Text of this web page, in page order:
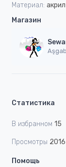
Материал: акрил
Магазин
Статистика
В избранном 15
Просмотры 2016
Помощь